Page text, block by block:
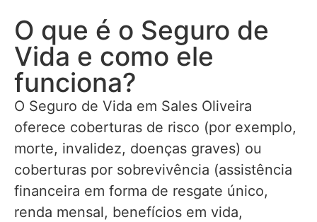
O que é o Seguro de
Vida e como ele
funciona?
O Seguro de Vida em Sales Oliveira
oferece coberturas de risco (por exemplo,
morte, invalidez, doenças graves) ou
coberturas por sobrevivência (assistência
financeira em forma de resgate único,
renda mensal, benefícios em vida,